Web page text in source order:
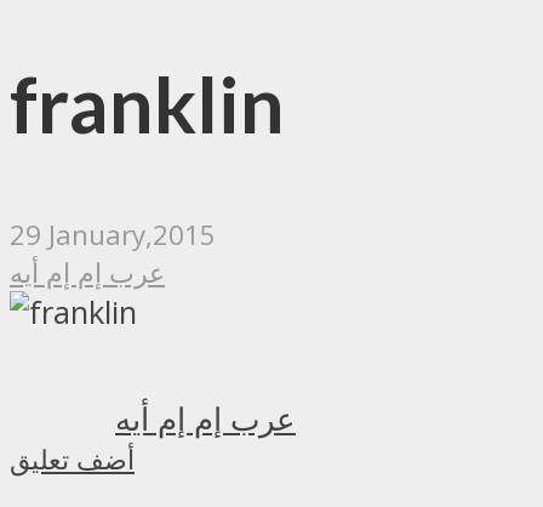
franklin
29 January,2015
عرب إم إم أيه
عرب إم إم أيه
أضف تعليق